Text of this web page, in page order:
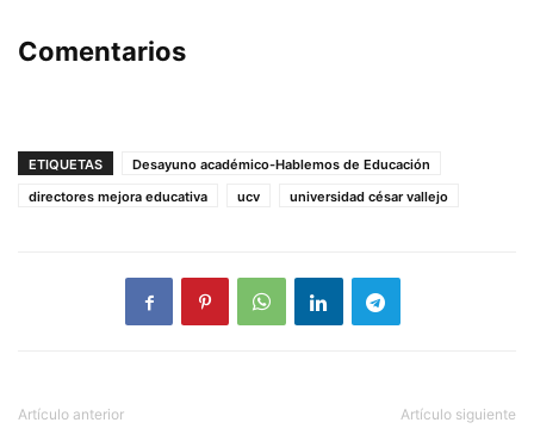
Comentarios
ETIQUETAS
Desayuno académico-Hablemos de Educación
directores mejora educativa
ucv universidad césar vallejo
Artículo anterior Artículo siguiente